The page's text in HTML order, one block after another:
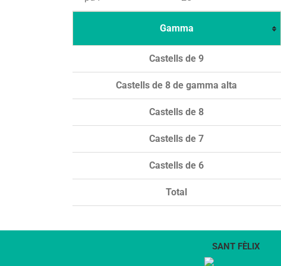
Gamma
Total
Castells de 9
Castells de 8 de gamma alta
Castells de 8
Castells de 7
Castells de 6
SANT FÈLIX